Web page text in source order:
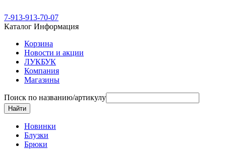
7-913-913-70-07
Каталог Информация
Корзина
Новости и акции
ЛУКБУК
Компания
Магазины
Поиск по названию/артикулу
Новинки
Блузки
Брюки